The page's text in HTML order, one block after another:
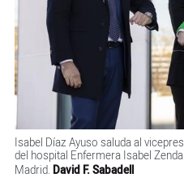
Isabel Díaz Ayuso saluda al
del hospital Enfermera Isabel
Madrid. David F. Sabadell